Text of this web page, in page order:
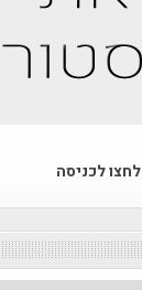
לחצו לכניסה